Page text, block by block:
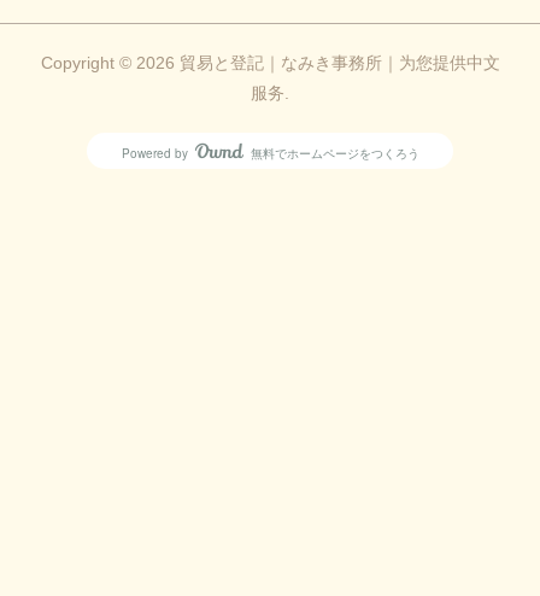
Copyright © 2026 貿易と登記｜なみき事務所｜为您提供中文
服务
Powered by AmebaOwnd
無料でホームページをつくろう